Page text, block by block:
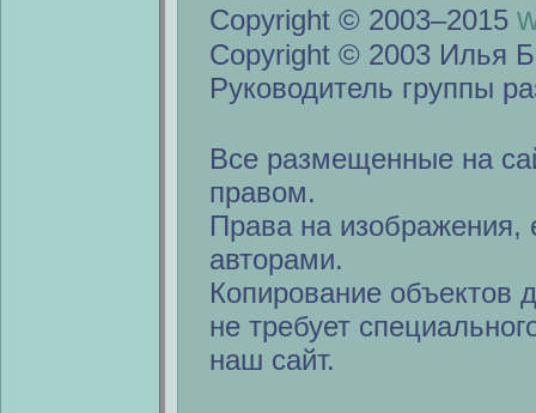
Copyright © 2003–2015
Copyright © 2003 Илья
Руководитель группы
Все размещенные на
правом.
Права на изображения,
авторами.
Копирование объектов
не требует
наш сайт.